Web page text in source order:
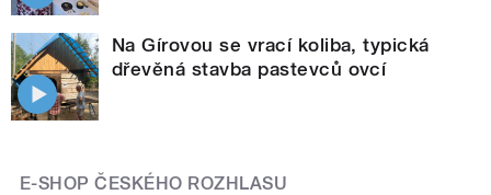
Na Gírovou se vrací koliba, typická
dřevěná stavba pastevců ovcí
E-SHOP ČESKÉHO ROZHLASU